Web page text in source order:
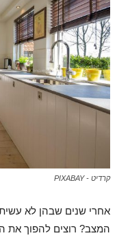
קרדיט - PIXABAY
אחרי שנים שבהן לא
המצב? רוצים להפוך את